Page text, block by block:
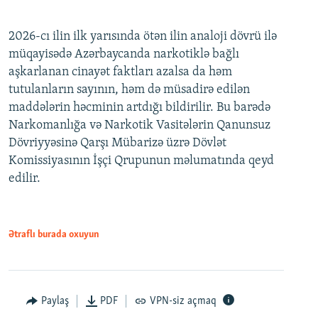
2026-cı ilin ilk yarısında ötən ilin analoji dövrü ilə
müqayisədə Azərbaycanda narkotiklə bağlı
aşkarlanan cinayət faktları azalsa da həm
tutulanların sayının, həm də müsadirə edilən
maddələrin həcminin artdığı bildirilir. Bu barədə
Narkomanlığa və Narkotik Vasitələrin Qanunsuz
Dövriyyəsinə Qarşı Mübarizə üzrə Dövlət
Komissiyasının İşçi Qrupunun məlumatında qeyd
edilir.
Ətraflı burada oxuyun
Paylaş PDF VPN-siz açmaq